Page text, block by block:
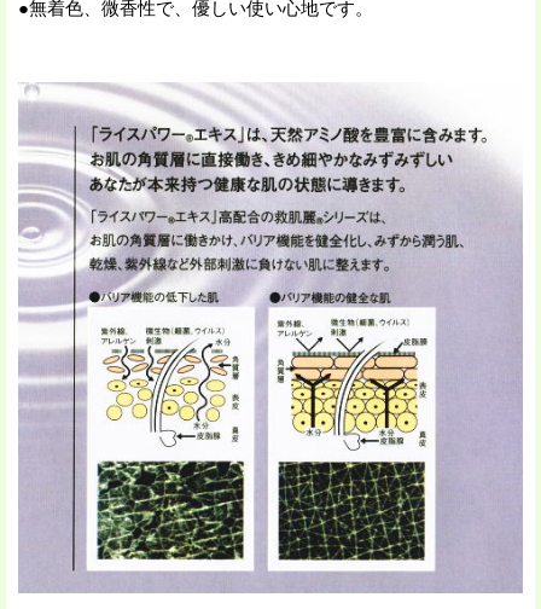
●無着色、微香性で、優しい使い心地です。